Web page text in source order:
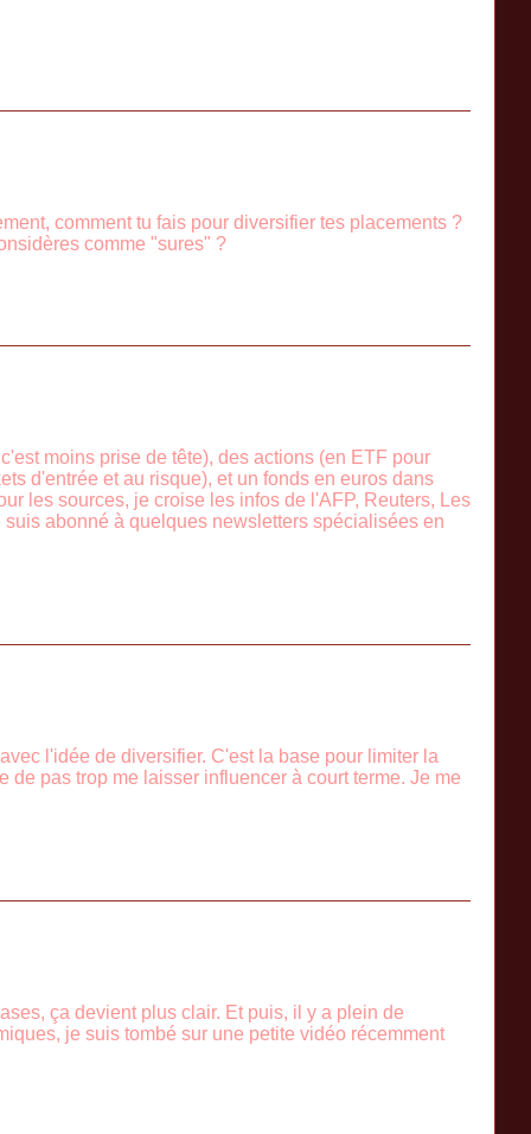
comment tu fais pour diversifier tes placements ?
comme "sures" ?
moins prise de tête), des actions (en ETF pour
d'entrée et au risque), et un fonds en euros dans
les sources, je croise les infos de l'AFP, Reuters, Les
abonné à quelques newsletters spécialisées en
l'idée de diversifier. C'est la base pour limiter la
pas trop me laisser influencer à court terme. Je me
ça devient plus clair. Et puis, il y a plein de
je suis tombé sur une petite vidéo récemment